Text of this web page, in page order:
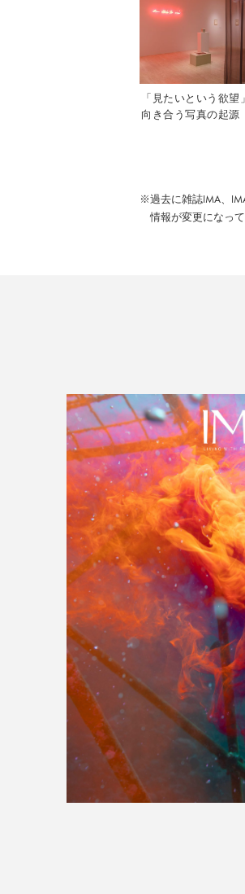
「見たいという欲
向き合う写真の起源
※過去に雑誌IMA、
情報が変更になっ
>>全国の取